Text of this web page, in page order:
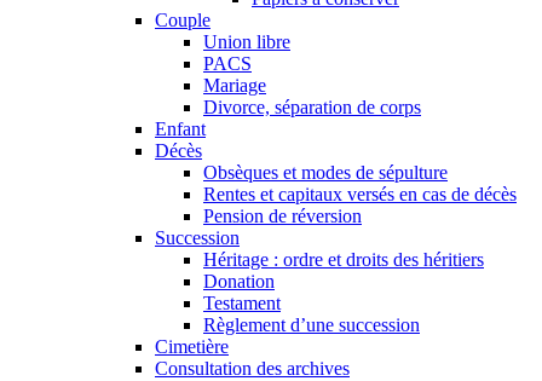
Couple
Union libre
PACS
Mariage
Divorce, séparation de corps
Enfant
Décès
Obsèques et modes de sépulture
Rentes et capitaux versés en cas de décès
Pension de réversion
Succession
Héritage : ordre et droits des héritiers
Donation
Testament
Règlement d’une succession
Cimetière
Consultation des archives